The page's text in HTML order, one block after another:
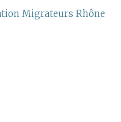
Migrateurs Rhône